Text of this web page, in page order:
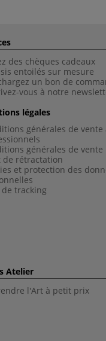
des chèques cadeaux
entoilés sur mesure
un bon de
vous à notre
légales
générales de vente
générales de vente
de rétractation
et protection des
de tracking
Atelier
l'Art à petit prix